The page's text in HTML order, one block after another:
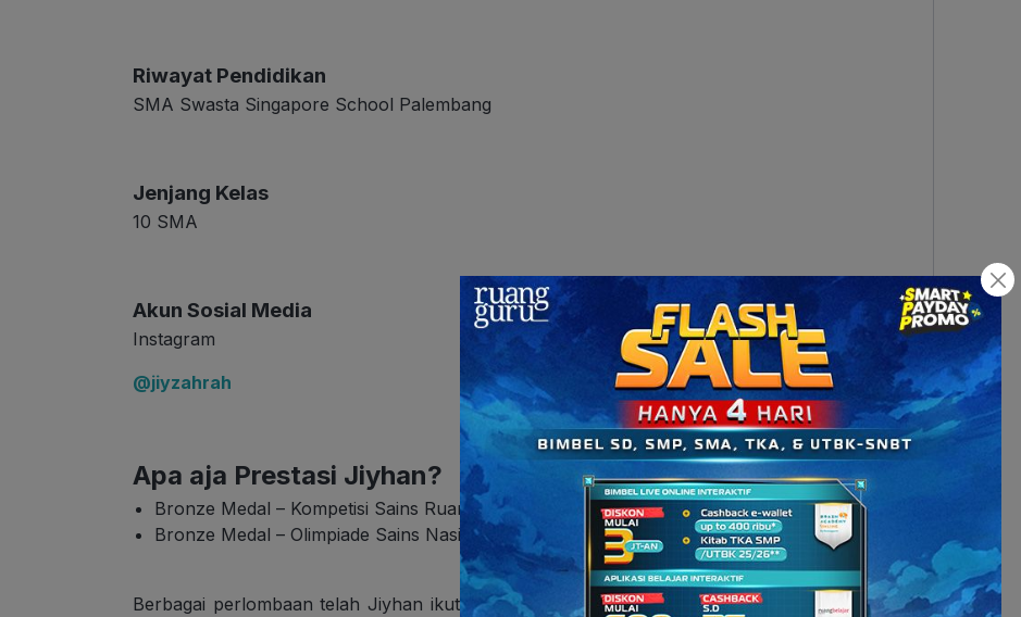
Riwayat Pendidikan
SMA Swasta Singapore School Palembang
Jenjang Kelas
10 SMA
Akun Sosial Media
Instagram
@jiyzahrah
Apa aja Prestasi Jiyhan?
Bronze Medal – Kompetisi Sains Ruangguru Bidang IPS 2023
Bronze Medal – Olimpiade Sains Nasional Bidang IPS 2022
Berbagai perlombaan telah Jiyhan ikuti sejak SMP, loh. Sebagai salah satu kompetisi paling